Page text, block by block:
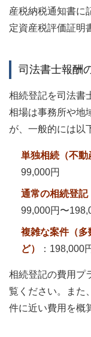
産税納税通知書に
定資産税評価証明
司法書士報酬
相続登記を司法書
相場は事務所や地
が、一般的には以
単独相続（不動
99,000円
通常の相続登記
99,000円〜
複雑な案件（
ど）
：198,000
相続登記の費用プ
覧ください。また、
件に近い費用を概